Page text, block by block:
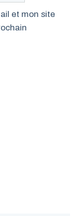
et mon site